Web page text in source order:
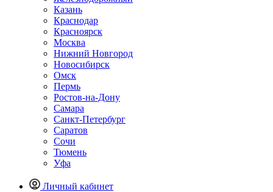
Казань
Краснодар
Красноярск
Москва
Нижний Новгород
Новосибирск
Омск
Пермь
Ростов-на-Дону
Самара
Санкт-Петербург
Саратов
Сочи
Тюмень
Уфа
Личный кабинет